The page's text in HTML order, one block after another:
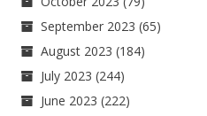
September 2023 (65)
August 2023 (184)
July 2023 (244)
June 2023 (222)